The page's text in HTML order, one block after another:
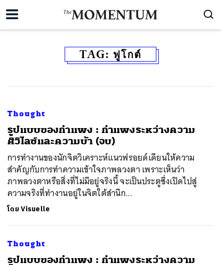
TAG: ฟูโกต์
Thought
​รูปแบบของกำแพง : กำแพงระหว่างความ
ศิวิไลซ์และความบ้า (จบ)
การทำงานของนักจิตวิเคราะห์แนวฟรอยด์เดียนให้ความ
สำคัญกับการทำความเข้าใจภาพลวงตา เพราะเห็นว่า
ภาพลวงตาหรือสิ่งที่ไม่มีอยู่จริงนี้ จะเป็นประตูซึ่งเปิดไปสู่
ความจริงที่ทำงานอยู่ในจิตใต้สำนึก...
โดยVisuelle
Thought
​รูปแบบของกำแพง : กำแพงระหว่างความ